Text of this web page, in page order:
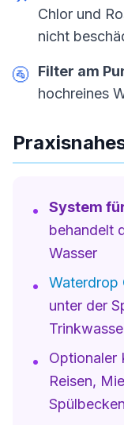
Chlor und
nicht
🚰 Filter am
hochreines
• System
behandelt
Wasser
•
Waterdrop
unter der
•
Optionaler
Reisen,
Spülbecken